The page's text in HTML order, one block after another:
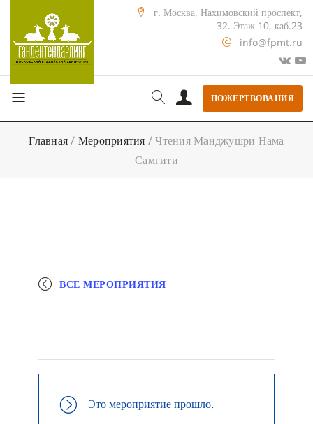
г. Москва, Нахимовский проспект,
32. Этаж 10, каб.23
info@fpmt.ru
ПОЖЕРТВОВАНИЯ
Главная/ Мероприятия /Чтения Манджушри Нама
Самгити
ВСЕ МЕРОПРИЯТИЯ
Это мероприятие прошло.